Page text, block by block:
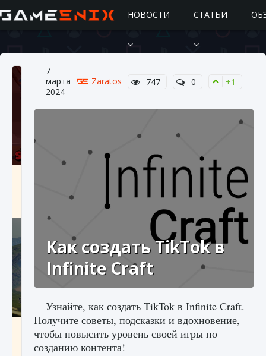
НОВОСТИ СТАТЬИ
Подробное руководство по получению
Как исправить ошибку Palworld «Идет
сохранение мира — Невозможно начать
сохранение данных мира»
7
марта
2024
Zaratos 747 0 +1
Как создать TikTok в
Infinite Craft
Узнайте, как создать TikTok в Infinite Craft.
Получите советы, подсказки и вдохновение,
чтобы повысить уровень своей игры по
созданию контента!